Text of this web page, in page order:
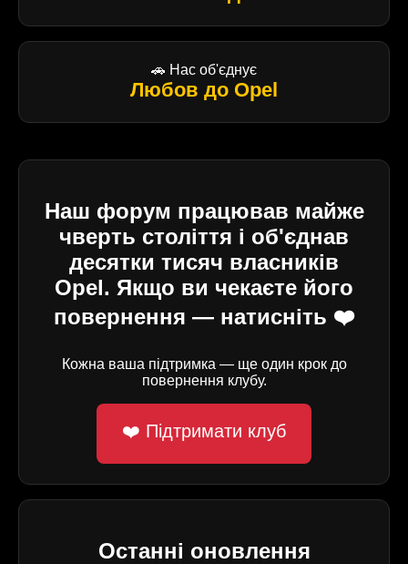
🚗 Нас об'єднує
Любов до Opel
Наш форум працював майже
чверть століття і об'єднав
десятки тисяч власників
Opel. Якщо ви чекаєте його
повернення — натисніть ❤️
Кожна ваша підтримка — ще один крок до
повернення клубу.
❤️ Підтримати клуб
Останні оновлення